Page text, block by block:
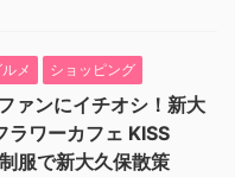
メ ショッピング
ァンにイチオシ！新大
ラワーカフェ KISS
服で新大久保散策